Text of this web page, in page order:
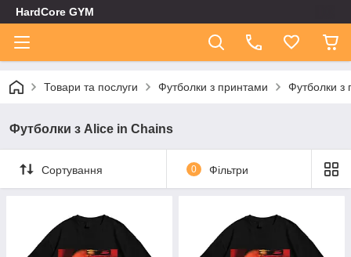
HardCore GYM
Товари та послуги Футболки з принтами Футболки з
Футболки з Alice in Chains
Сортування 0 Фільтри